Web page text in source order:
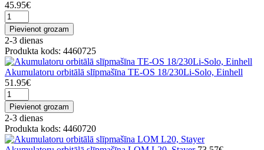
45.95€
Pievienot grozam
2-3 dienas
Produkta kods: 4460725
Akumulatoru orbitālā slīpmašīna TE-OS 18/230Li-Solo, Einhell
51.95€
Pievienot grozam
2-3 dienas
Produkta kods: 4460720